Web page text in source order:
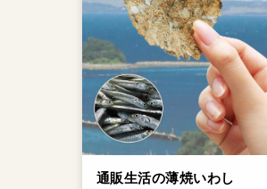
通販生活の薄焼いわし